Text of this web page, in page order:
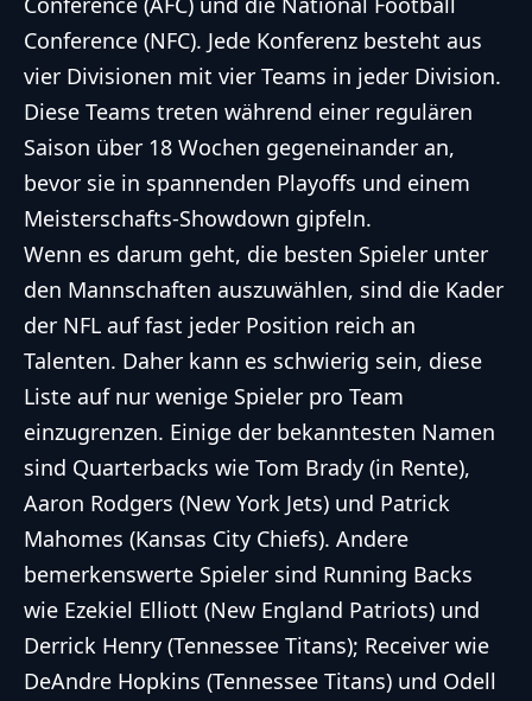
Conference (NFC). Jede Konferenz besteht aus
vier Divisionen mit vier Teams in jeder Division.
Diese Teams treten während einer regulären
Saison über 18 Wochen gegeneinander an,
bevor sie in spannenden Playoffs und einem
Meisterschafts-Showdown gipfeln.
Wenn es darum geht, die besten Spieler unter
den Mannschaften auszuwählen, sind die Kader
der NFL auf fast jeder Position reich an
Talenten. Daher kann es schwierig sein, diese
Liste auf nur wenige Spieler pro Team
einzugrenzen. Einige der bekanntesten Namen
sind Quarterbacks wie Tom Brady (in Rente),
Aaron Rodgers (New York Jets) und Patrick
Mahomes (Kansas City Chiefs). Andere
bemerkenswerte Spieler sind Running Backs
wie Ezekiel Elliott (New England Patriots) und
Derrick Henry (Tennessee Titans); Receiver wie
DeAndre Hopkins (Tennessee Titans) und Odell